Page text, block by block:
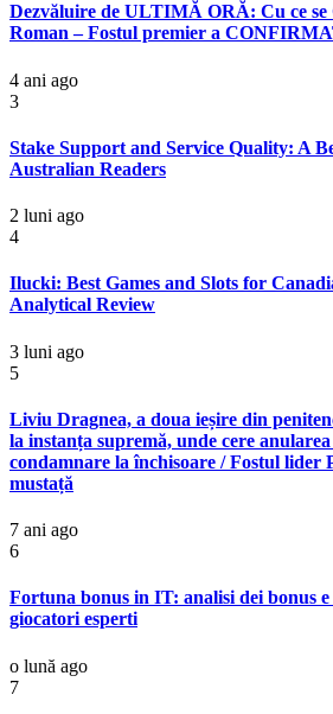
Dezvăluire de ULTIMĂ ORĂ: Cu ce
Roman – Fostul premier a
4 ani ago
3
Stake Support and Service Quality: A
Australian Readers
2 luni ago
4
Ilucki: Best Games and Slots for
Analytical Review
3 luni ago
5
Liviu Dragnea, a doua ieșire din
la instanța supremă, unde cere
condamnare la închisoare / Fostul lider
mustață
7 ani ago
6
Fortuna bonus in IT: analisi dei bonus
giocatori esperti
o lună ago
7